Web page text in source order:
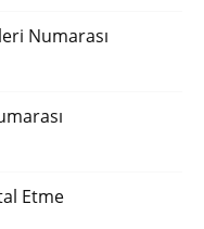
Numarası
Etme